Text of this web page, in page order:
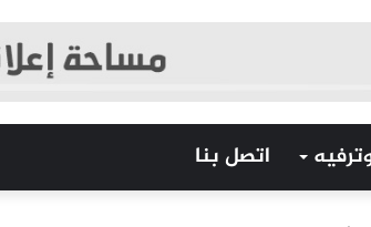
اتصل بنا